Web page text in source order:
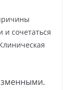
сочетаться